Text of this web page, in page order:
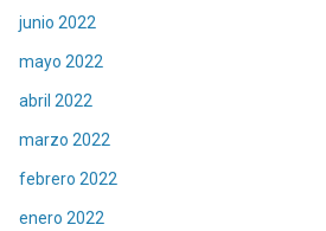
junio 2022
mayo 2022
abril 2022
marzo 2022
febrero 2022
enero 2022